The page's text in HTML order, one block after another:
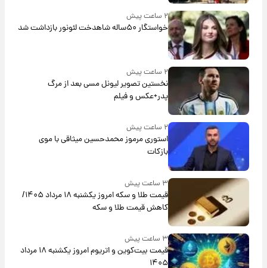
۲ ساعت پیش
خواستگار ۵۰ساله شاهدخت لئونور بازداشت شد
۲ ساعت پیش
نخستین تصویر لیونل مسی بعد از مرگ
پدر+عکس و فیلم
۲ ساعت پیش
استوری مرموز محمدحسین میثاقی با موی
بازکات
۳ ساعت پیش
قیمت طلا و سکه امروز یکشنبه ۱۸ مرداد ۱۴۰۵/
کاهش قیمت طلا و سکه
۳ ساعت پیش
قیمت بیت‌کوین و اتریوم امروز یکشنبه ۱۸ مرداد
۱۴۰۵